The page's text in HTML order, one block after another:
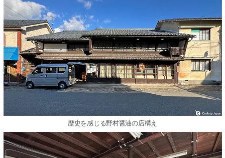
歴史を感じる野村醤油の店構え